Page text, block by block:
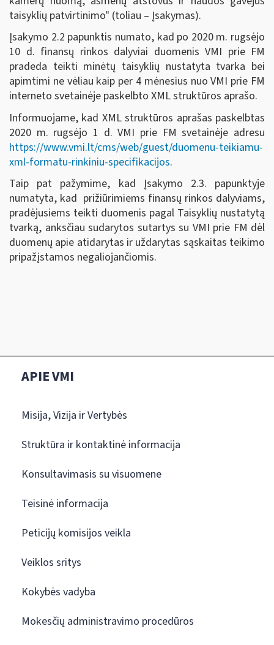
taisyklių patvirtinimo" (toliau – Įsakymas).
Įsakymo 2.2 papunktis numato, kad po 2020 m. rugsėjo
10 d. finansų rinkos dalyviai duomenis VMI prie FM
pradeda teikti minėtų taisyklių nustatyta tvarka bei
apimtimi ne vėliau kaip per 4 mėnesius nuo VMI prie FM
interneto svetainėje paskelbto XML struktūros aprašo.
Informuojame, kad XML struktūros aprašas paskelbtas
2020 m. rugsėjo 1 d. VMI prie FM svetainėje adresu
https://www.vmi.lt/cms/web/guest/duomenu-teikiamu-
xml-formatu-rinkiniu-specifikacijos.
Taip pat pažymime, kad Įsakymo 2.3. papunktyje
numatyta, kad prižiūrimiems finansų rinkos dalyviams,
pradėjusiems teikti duomenis pagal Taisyklių nustatytą
tvarką, anksčiau sudarytos sutartys su VMI prie FM dėl
duomenų apie atidarytas ir uždarytas sąskaitas teikimo
pripažįstamos negaliojančiomis.
APIE VMI
Misija, Vizija ir Vertybės
Struktūra ir kontaktinė informacija
Konsultavimasis su visuomene
Teisinė informacija
Peticijų komisijos veikla
Veiklos sritys
Kokybės vadyba
Mokesčių administravimo procedūros